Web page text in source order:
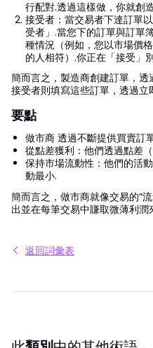
行配對.透過這樣做，你就創
接受者：當交易者下達訂單
受者」.當您下的訂單與訂單
種情況（例如，您以市場價
的人相符）.你正在「接受」
簡而言之，製造商創建訂單，
接受者則填寫這些訂單，透過立
要點
做市商 透過不斷提供買賣訂
從點差獲利：他們透過點差
保持市場流動性：他們的活
動最小.
簡而言之，做市商就像交易的“
出並在每筆交易中賺取微薄利潤
返回詞彙表